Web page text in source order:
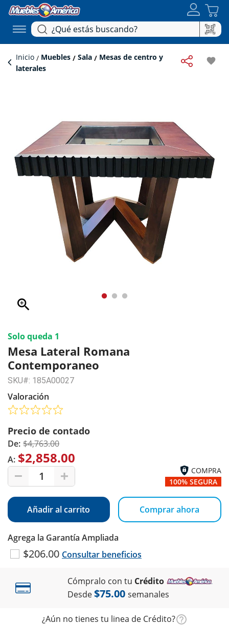
Inicio Muebles Sala
Mesas de centro y
laterales
favorite
zoom_in
Solo queda 1
Mesa Lateral Romana
Contemporaneo
SKU#: 185A00027
Valoración
Precio de contado
De: $4,763.00
A: $2,858.00
1
COMPRA
100% SEGURA
Añadir al carrito Comprar ahora
Agrega la Garantía Ampliada
$206.00 Consultar beneficios
Cómpralo con tu Crédito
Desde$75.00 semanales
¿Aún no tienes tu linea de Crédito?